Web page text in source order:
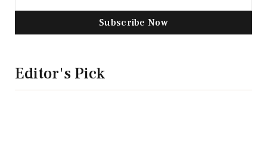
Subscribe Now
Editor's Pick